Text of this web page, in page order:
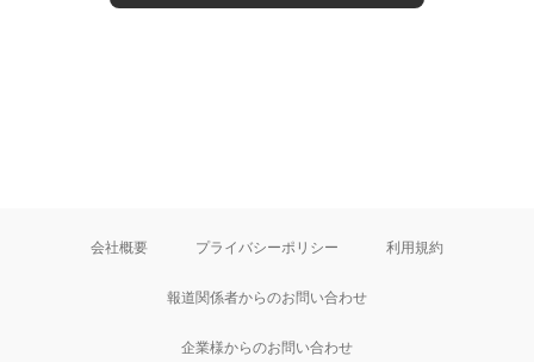
会社概要 プライバシーポリシー 利用規約
報道関係者からのお問い合わせ
企業様からのお問い合わせ